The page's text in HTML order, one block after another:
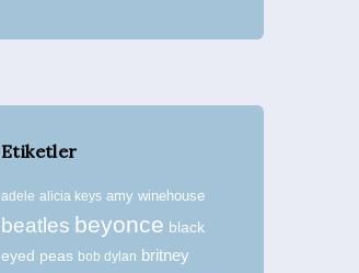
Etiketler
adele alicia keys amy winehouse
beatles beyonce black
eyed peas bob dylan britney